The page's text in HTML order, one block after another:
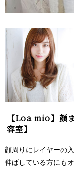
【Loa mio】顔
容室】
顔周りにレイヤーの
伸ばしている方にもオ